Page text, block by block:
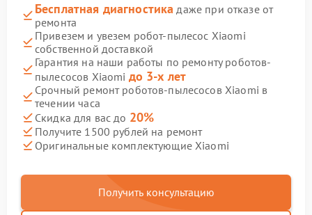
Бесплатная диагностика даже при отказе от
ремонта
Привезем и увезем робот-пылесос Xiaomi
собственной доставкой
Гарантия на наши работы по ремонту роботов-
пылесосов Xiaomi до 3-х лет
Срочный ремонт роботов-пылесосов Xiaomi в
течении часа
Скидка для вас до 20%
Получите 1500 рублей на ремонт
Оригинальные комплектующие Xiaomi
Получить консультацию